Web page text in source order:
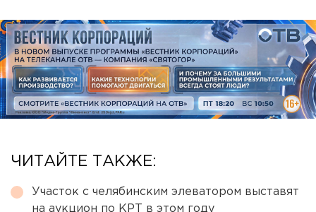
ЧИТАЙТЕ ТАКЖЕ:
Участок с челябинским элеватором выставят
на аукцион по КРТ в этом году